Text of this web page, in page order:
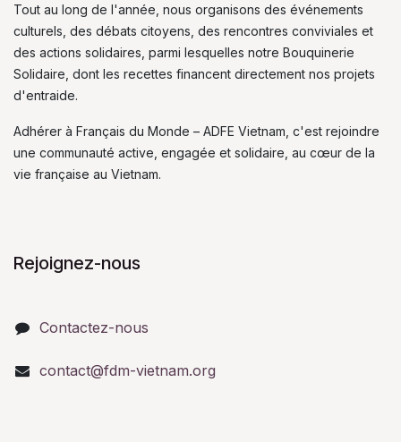
Tout au long de l'année, nous organisons des événements
culturels, des débats citoyens, des rencontres conviviales et
des actions solidaires, parmi lesquelles notre Bouquinerie
Solidaire, dont les recettes financent directement nos projets
d'entraide.
Adhérer à Français du Monde – ADFE Vietnam, c'est rejoindre
une communauté active, engagée et solidaire, au cœur de la
vie française au Vietnam.
Rejoignez-nous
Contactez-nous
contact@fdm-vietnam.org